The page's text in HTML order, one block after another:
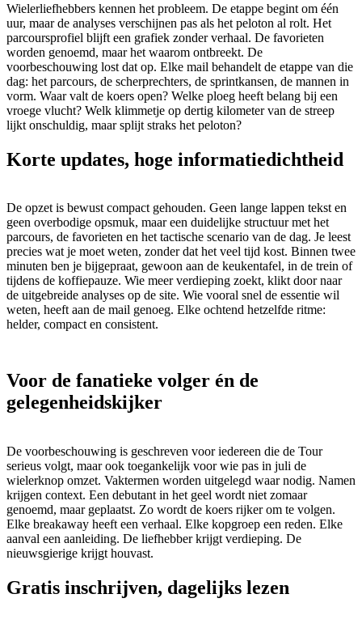
Wielerliefhebbers kennen het probleem. De etappe begint om één
uur, maar de analyses verschijnen pas als het peloton al rolt. Het
parcoursprofiel blijft een grafiek zonder verhaal. De favorieten
worden genoemd, maar het waarom ontbreekt. De
voorbeschouwing lost dat op. Elke mail behandelt de etappe van die
dag: het parcours, de scherprechters, de sprintkansen, de mannen in
vorm. Waar valt de koers open? Welke ploeg heeft belang bij een
vroege vlucht? Welk klimmetje op dertig kilometer van de streep
lijkt onschuldig, maar splijt straks het peloton?
Korte updates, hoge informatiedichtheid
De opzet is bewust compact gehouden. Geen lange lappen tekst en
geen overbodige opsmuk, maar een duidelijke structuur met het
parcours, de favorieten en het tactische scenario van de dag. Je leest
precies wat je moet weten, zonder dat het veel tijd kost. Binnen twee
minuten ben je bijgepraat, gewoon aan de keukentafel, in de trein of
tijdens de koffiepauze. Wie meer verdieping zoekt, klikt door naar
de uitgebreide analyses op de site. Wie vooral snel de essentie wil
weten, heeft aan de mail genoeg. Elke ochtend hetzelfde ritme:
helder, compact en consistent.
Voor de fanatieke volger én de
gelegenheidskijker
De voorbeschouwing is geschreven voor iedereen die de Tour
serieus volgt, maar ook toegankelijk voor wie pas in juli de
wielerknop omzet. Vaktermen worden uitgelegd waar nodig. Namen
krijgen context. Een debutant in het geel wordt niet zomaar
genoemd, maar geplaatst. Zo wordt de koers rijker om te volgen.
Elke breakaway heeft een verhaal. Elke kopgroep een reden. Elke
aanval een aanleiding. De liefhebber krijgt verdieping. De
nieuwsgierige krijgt houvast.
Gratis inschrijven, dagelijks lezen